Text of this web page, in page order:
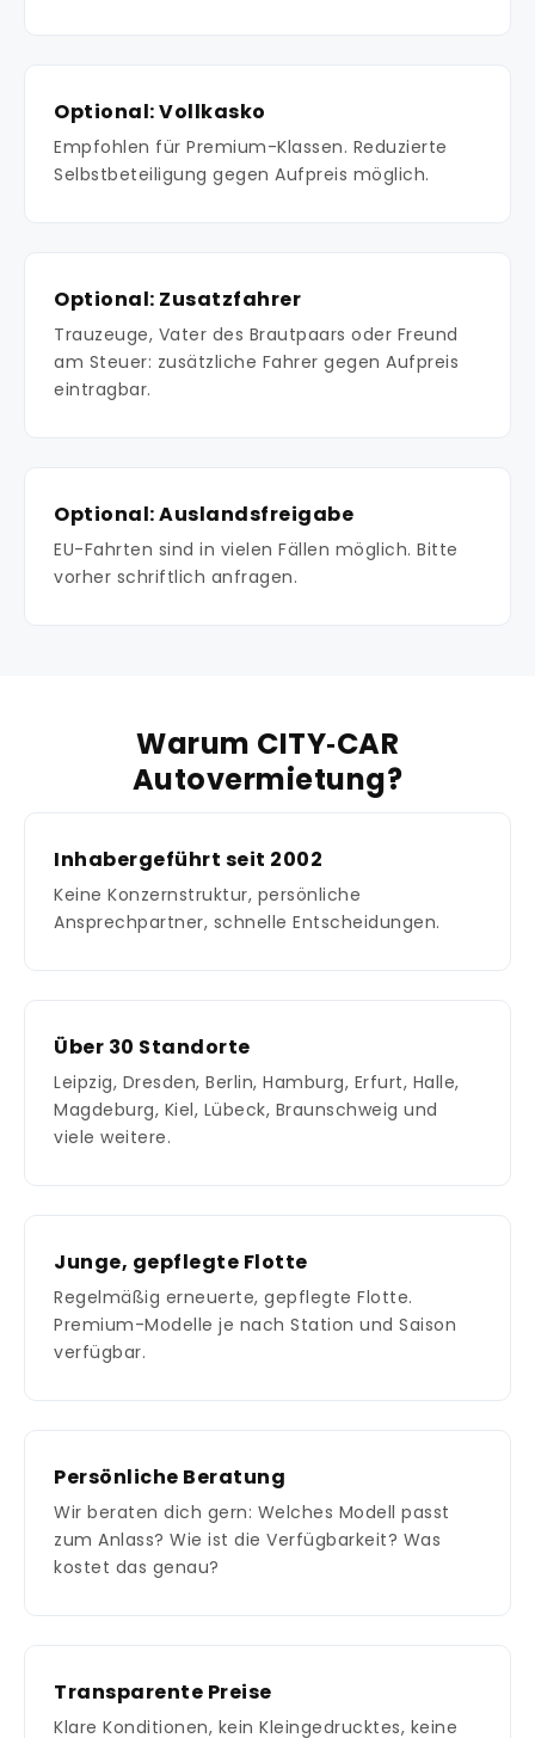
Optional: Vollkasko
Empfohlen für Premium-Klassen. Reduzierte
Selbstbeteiligung gegen Aufpreis möglich.
Optional: Zusatzfahrer
Trauzeuge, Vater des Brautpaars oder Freund
am Steuer: zusätzliche Fahrer gegen Aufpreis
eintragbar.
Optional: Auslandsfreigabe
EU-Fahrten sind in vielen Fällen möglich. Bitte
vorher schriftlich anfragen.
Warum CITY‑CAR
Autovermietung?
Inhabergeführt seit 2002
Keine Konzernstruktur, persönliche
Ansprechpartner, schnelle Entscheidungen.
Über 30 Standorte
Leipzig, Dresden, Berlin, Hamburg, Erfurt, Halle,
Magdeburg, Kiel, Lübeck, Braunschweig und
viele weitere.
Junge, gepflegte Flotte
Regelmäßig erneuerte, gepflegte Flotte.
Premium-Modelle je nach Station und Saison
verfügbar.
Persönliche Beratung
Wir beraten dich gern: Welches Modell passt
zum Anlass? Wie ist die Verfügbarkeit? Was
kostet das genau?
Transparente Preise
Klare Konditionen, kein Kleingedrucktes, keine